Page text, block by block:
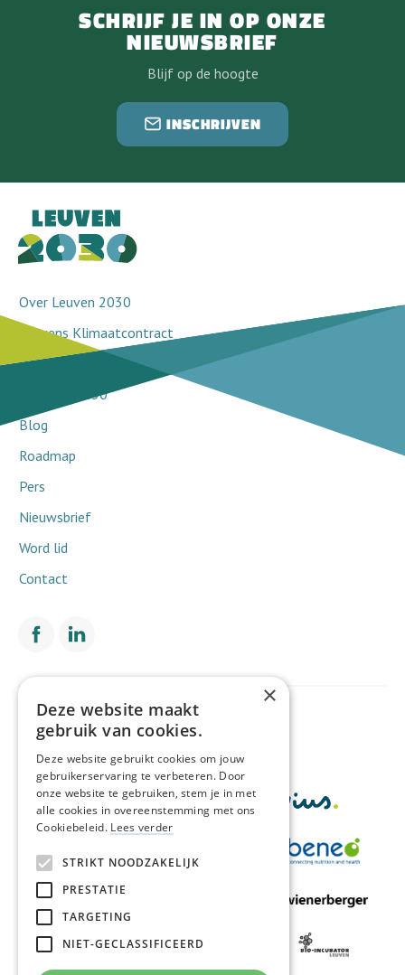
SCHRIJF JE IN OP ONZE
NIEUWSBRIEF
Blijf op de hoogte
INSCHRIJVEN
Over Leuven 2030
Leuvens Klimaatcontract
Doorbraakprojecten
Netwerk 2030
Blog
Roadmap
Pers
Nieuwsbrief
Word lid
Contact
Met de financiële steun van
×
Deze website maakt
gebruik van cookies.
Deze website gebruikt cookies om jouw
gebruikerservaring te verbeteren. Door
onze website te gebruiken, stem je in met
alle cookies in overeenstemming met ons
Cookiebeleid. Lees verder
STRIKT NOODZAKELIJK
PRESTATIE
TARGETING
NIET-GECLASSIFICEERD